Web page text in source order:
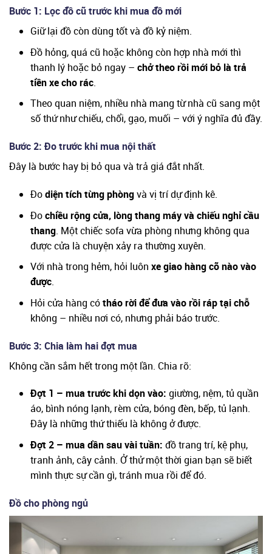
Bước 1: Lọc đồ cũ trước khi mua đồ mới
Giữ lại đồ còn dùng tốt và đồ kỷ niệm.
Đồ hỏng, quá cũ hoặc không còn hợp nhà mới thì
thanh lý hoặc bỏ ngay – chở theo rồi mới bỏ là trả
tiền xe cho rác.
Theo quan niệm, nhiều nhà mang từ nhà cũ sang một
số thứ như chiếu, chổi, gạo, muối – với ý nghĩa đủ đầy.
Bước 2: Đo trước khi mua nội thất
Đây là bước hay bị bỏ qua và trả giá đắt nhất.
Đodiện tích từng phòngvà vị trí dự định kê.
Đochiều rộng cửa, lòng thang máy và chiếu nghỉ cầu
thang. Một chiếc sofa vừa phòng nhưng không qua
được cửa là chuyện xảy ra thường xuyên.
Với nhà trong hẻm, hỏi luôn xe giao hàng cỡ nào vào
được.
Hỏi cửa hàng cótháo rời để đưa vào rồi ráp tại chỗ
không – nhiều nơi có, nhưng phải báo trước.
Bước 3: Chia làm hai đợt mua
Không cần sắm hết trong một lần. Chia rõ:
Đợt 1 – mua trước khi dọn vào: giường, nệm, tủ quần
áo, bình nóng lạnh, rèm cửa, bóng đèn, bếp, tủ lạnh.
Đây là những thứ thiếu là không ở được.
Đợt 2 – mua dần sau vài tuần: đồ trang trí, kệ phụ,
tranh ảnh, cây cảnh. Ở thử một thời gian bạn sẽ biết
mình thực sự cần gì, tránh mua rồi để đó.
Đồ cho phòng ngủ